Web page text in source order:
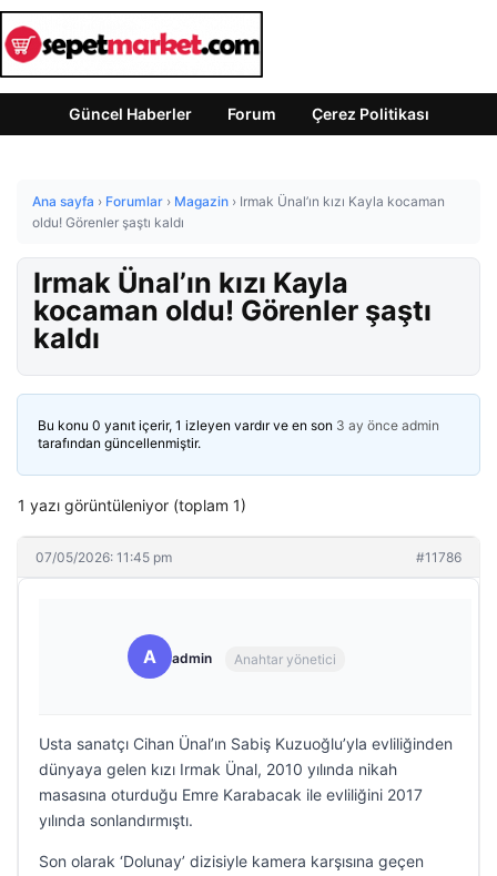
Güncel Haberler Forum Çerez Politikası
Ana sayfa › Forumlar › Magazin › Irmak Ünal’ın kızı Kayla kocaman
oldu! Görenler şaştı kaldı
Irmak Ünal’ın kızı Kayla
kocaman oldu! Görenler şaştı
kaldı
Bu konu 0 yanıt içerir, 1 izleyen vardır ve en son 3 ay önce admin
tarafından güncellenmiştir.
1 yazı görüntüleniyor (toplam 1)
07/05/2026: 11:45 pm #11786
A admin Anahtar yönetici
Usta sanatçı Cihan Ünal’ın Sabiş Kuzuoğlu’yla evliliğinden
dünyaya gelen kızı Irmak Ünal, 2010 yılında nikah
masasına oturduğu Emre Karabacak ile evliliğini 2017
yılında sonlandırmıştı.
Son olarak ‘Dolunay’ dizisiyle kamera karşısına geçen